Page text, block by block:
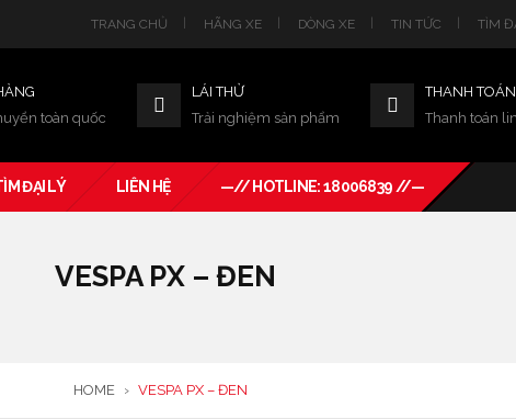
TRANG CHỦ HÃNG XE DÒNG XE TIN TỨC TÌM
toàn quốc
LÁI THỬ
Trải nghiệm sản phẩm
THANH TOÁN
Thanh toán
ĐẠI LÝ LIÊN HỆ —// HOTLINE: 18006839 //—
VESPA PX – ĐEN
HOME › VESPA PX – ĐEN